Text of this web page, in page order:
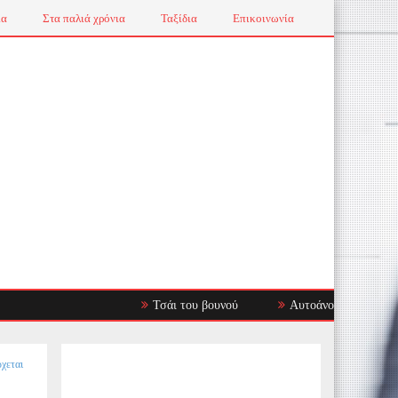
Στα παλιά χρόνια Ταξίδια Επικοινωνία
Τσάι του βουνού Αυτοάνοσα Νοσήματα: Όταν